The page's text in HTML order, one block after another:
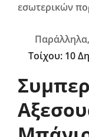
εσωτερικών
Τοίχου: 10